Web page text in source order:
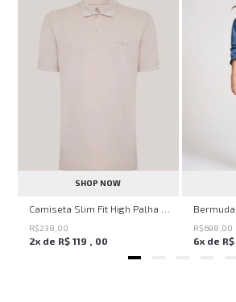
SHOP NOW
R$238 00
2x de R$ 119 , 00
R$698 00
6x de R$